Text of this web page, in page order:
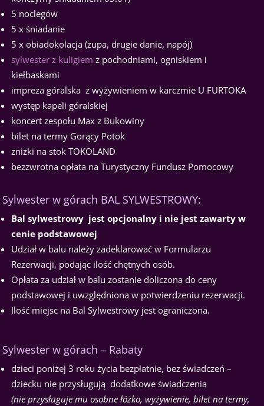
5 noclegów
5 x śniadanie
5 x obiadokolacja (zupa, drugie danie, napój)
sylwester z kuligiem z pochodniami, ogniskiem i
kiełbaskami
impreza góralska z wyżywieniem w karczmie U FURTOKA
występ kapeli góralskiej
koncert zespołu Max z Bukowiny
bilet na termy Gorący Potok
zniżki na stok TOKOLAND
bezzwrotna opłata na Turystyczny Fundusz Pomocowy
Sylwester w górach BAL SYLWESTROWY:
Bal sylwestrowy jest opcjonalny i nie jest zawarty w
cenie podstawowej
Udział w balu należy zadeklarować w Formularzu
Rezerwacji, podając ilość chętnych osób.
Opłata za udział w balu zostanie doliczona do ceny
podstawowej i uwzględniona w potwierdzeniu rezerwacji.
Ilość miejsc na Bal Sylwestrowy jest ograniczona.
Sylwester w górach – Rabaty
dzieci poniżej 3 roku życia bezpłatnie, bez świadczeń –
dziecku nie przysługują dodatkowe świadczenia
(nie przysługuje mu osobne łóżko, wyżywienie, bilet na termy,